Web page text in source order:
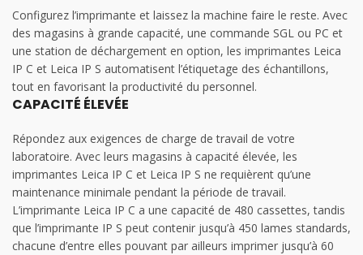
Configurez l’imprimante et laissez la machine faire le reste. Avec
des magasins à grande capacité, une commande SGL ou PC et
une station de déchargement en option, les imprimantes Leica
IP C et Leica IP S automatisent l’étiquetage des échantillons,
tout en favorisant la productivité du personnel.
CAPACITÉ ÉLEVÉE
Répondez aux exigences de charge de travail de votre
laboratoire. Avec leurs magasins à capacité élevée, les
imprimantes Leica IP C et Leica IP S ne requièrent qu’une
maintenance minimale pendant la période de travail.
L’imprimante Leica IP C a une capacité de 480 cassettes, tandis
que l’imprimante IP S peut contenir jusqu’à 450 lames standards,
chacune d’entre elles pouvant par ailleurs imprimer jusqu’à 60